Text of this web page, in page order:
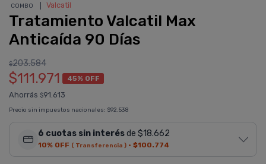
COMBO Valcatil
Tratamiento Valcatil Max
Anticaí­da 90 Dí­as
$203.584
$111.971 45% OFF
Ahorrás $91.613
Precio sin impuestos nacionales: $92.538
6 cuotas sin interésde $18.662
10% OFF ( Transferencia ) · $100.774